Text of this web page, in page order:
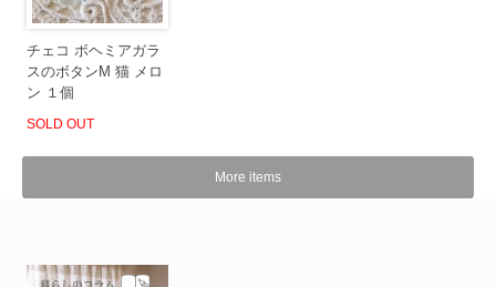
チェコ ボヘミアガラ
スのボタンM 猫 メロ
ン １個
SOLD OUT
More items